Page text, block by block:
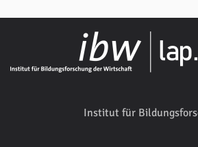
Institut für